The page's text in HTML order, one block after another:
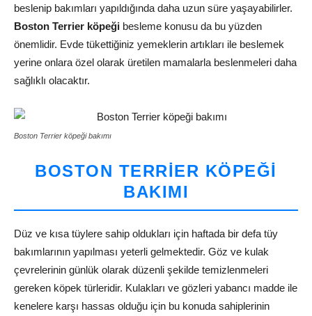
beslenip bakımları yapıldığında daha uzun süre yaşayabilirler.
Boston Terrier köpeği besleme konusu da bu yüzden
önemlidir. Evde tükettiğiniz yemeklerin artıkları ile beslemek
yerine onlara özel olarak üretilen mamalarla beslenmeleri daha
sağlıklı olacaktır.
Boston Terrier köpeği bakımı
BOSTON TERRIER KÖPEĞI
BAKIMI
Düz ve kısa tüylere sahip oldukları için haftada bir defa tüy
bakımlarının yapılması yeterli gelmektedir. Göz ve kulak
çevrelerinin günlük olarak düzenli şekilde temizlenmeleri
gereken köpek türleridir. Kulakları ve gözleri yabancı madde ile
kenelere karşı hassas olduğu için bu konuda sahiplerinin